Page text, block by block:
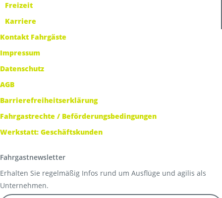
Freizeit
Karriere
Kontakt Fahrgäste
Impressum
Datenschutz
AGB
Barrierefreiheitserklärung
Fahrgastrechte / Beförderungsbedingungen
Werkstatt: Geschäftskunden
Fahrgastnewsletter
Erhalten Sie regelmäßig Infos rund um Ausflüge und agilis als
Unternehmen.